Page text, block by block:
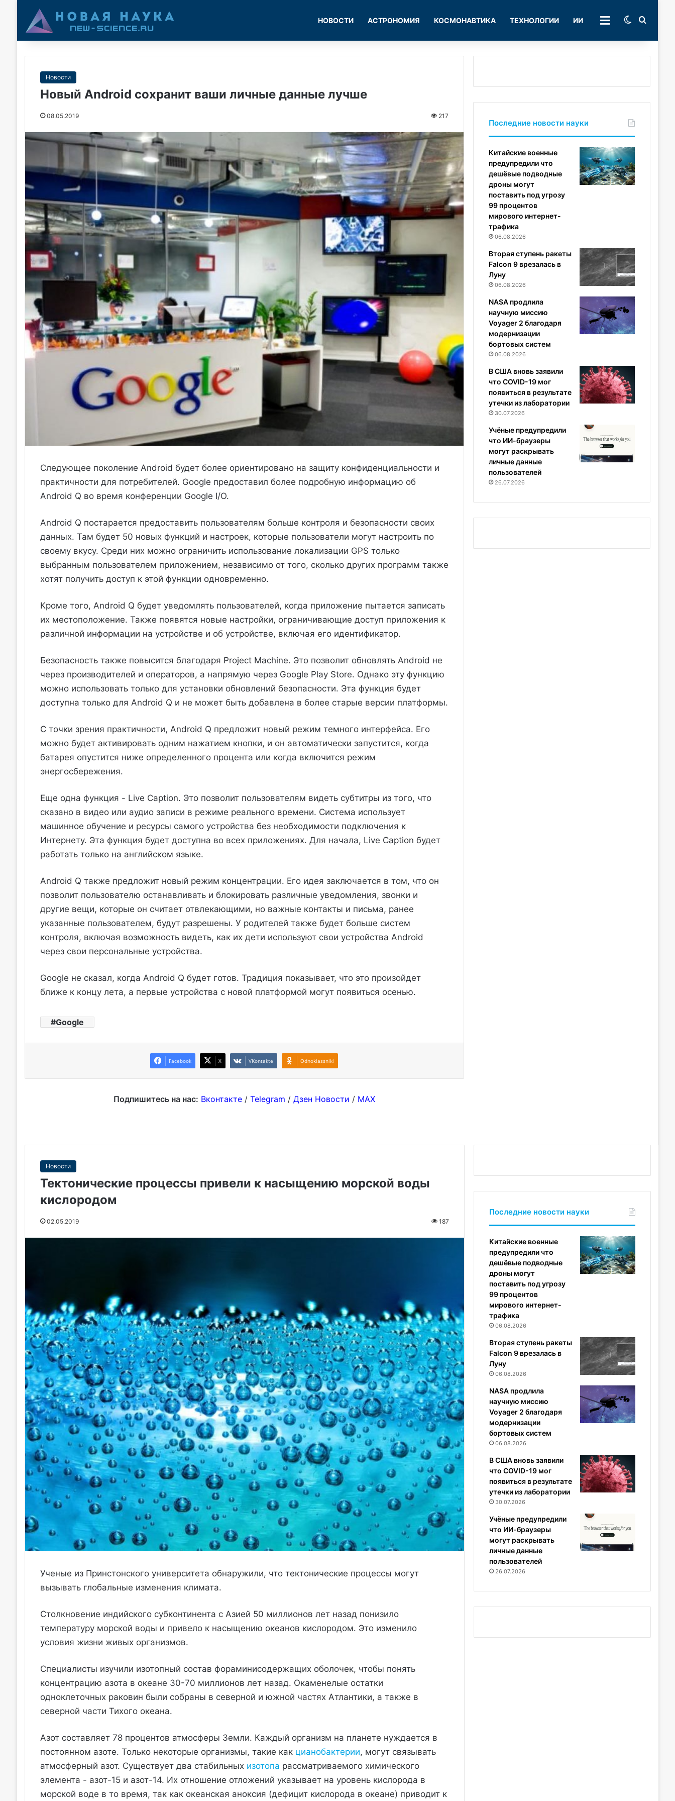
НОВОСТИ АСТРОНОМИЯ КОСМОНАВТИКА ТЕХНОЛОГИИ ИИ РУБРИКИSwitch skin
Новости
Новый Android сохранит ваши личные данные лучше
08.05.2019 217
Следующее поколение Android будет более ориентировано на защиту конфиденциальности и
практичности для потребителей. Google предоставил более подробную информацию об
Android Q во время конференции Google I/O.
Android Q постарается предоставить пользователям больше контроля и безопасности своих
данных. Там будет 50 новых функций и настроек, которые пользователи могут настроить по
своему вкусу. Среди них можно ограничить использование локализации GPS только
выбранным пользователем приложением, независимо от того, сколько других программ также
хотят получить доступ к этой функции одновременно.
Кроме того, Android Q будет уведомлять пользователей, когда приложение пытается записать
их местоположение. Также появятся новые настройки, ограничивающие доступ приложения к
различной информации на устройстве и об устройстве, включая его идентификатор.
Безопасность также повысится благодаря Project Machine. Это позволит обновлять Android не
через производителей и операторов, а напрямую через Google Play Store. Однако эту функцию
можно использовать только для установки обновлений безопасности. Эта функция будет
доступна только для Android Q и не может быть добавлена ​​в более старые версии платформы.
С точки зрения практичности, Android Q предложит новый режим темного интерфейса. Его
можно будет активировать одним нажатием кнопки, и он автоматически запустится, когда
батарея опустится ниже определенного процента или когда включится режим
энергосбережения.
Еще одна функция - Live Caption. Это позволит пользователям видеть субтитры из того, что
сказано в видео или аудио записи в режиме реального времени. Система использует
машинное обучение и ресурсы самого устройства без необходимости подключения к
Интернету. Эта функция будет доступна во всех приложениях. Для начала, Live Caption будет
работать только на английском языке.
Android Q также предложит новый режим концентрации. Его идея заключается в том, что он
позволит пользователю останавливать и блокировать различные уведомления, звонки и
другие вещи, которые он считает отвлекающими, но важные контакты и письма, ранее
указанные пользователем, будут разрешены. У родителей также будет больше систем
контроля, включая возможность видеть, как их дети используют свои устройства Android
через свои персональные устройства.
Google не сказал, когда Android Q будет готов. Традиция показывает, что это произойдет
ближе к концу лета, а первые устройства с новой платформой могут появиться осенью.
Google
Facebook X VKontakte Odnoklassniki
Подпишитесь на нас: Вконтакте/ Telegram / Дзен Новости / MAX
Последние новости науки
Китайские военные
предупредили что
дешёвые подводные
дроны могут
поставить под угрозу
99 процентов
мирового интернет-
трафика
06.08.2026
Вторая ступень ракеты
Falcon 9 врезалась в
Луну
06.08.2026
NASA продлила
научную миссию
Voyager 2 благодаря
модернизации
бортовых систем
06.08.2026
В США вновь заявили
что COVID-19 мог
появиться в результате
утечки из лаборатории
30.07.2026
Учёные предупредили
что ИИ-браузеры
могут раскрывать
личные данные
пользователей
26.07.2026